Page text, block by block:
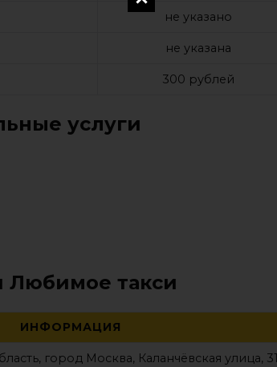
не указано
не указана
300 рублей
услуги
Любимое такси
ИНФОРМАЦИЯ
город Москва, Каланчёвская улица, 31